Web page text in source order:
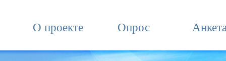
О проекте Опрос